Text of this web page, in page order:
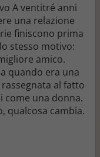
A ventitré anni
una relazione
finiscono prima
stesso motivo:
amico.
quando era una
al fatto
come una donna.
qualcosa cambia.